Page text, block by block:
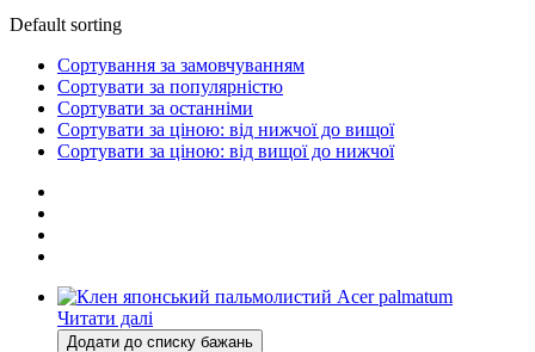
Default sorting
Сортування за замовчуванням
Сортувати за популярністю
Сортувати за останніми
Сортувати за ціною: від нижчої до вищої
Сортувати за ціною: від вищої до нижчої
Читати далі
Додати до списку бажань